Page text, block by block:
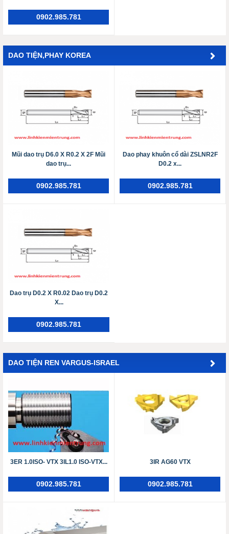
0902.985.781
DAO TIỆN,PHAY KOREA
Mũi dao trụ D6.0 X R0.2 X 2F Mũi
dao trụ...
0902.985.781
Dao phay khuôn cổ dài ZSLNR2F
D0.2 x...
0902.985.781
Dao trụ D0.2 X R0.02 Dao trụ D0.2
X...
0902.985.781
DAO TIỆN REN VARGUS-ISRAEL
3ER 1.0ISO- VTX ​​​​​​​3IL1.0 ISO-VTX...
0902.985.781
3IR AG60 VTX
0902.985.781